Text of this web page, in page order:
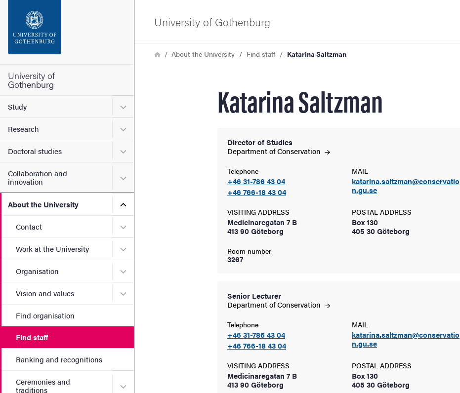
Footer
University of
Gothenburg
Study Submenu for Study
Research Submenu for Research
Doctoral studies Submenu for Doctoral studies
Collaboration and
innovation
Submenu for Collaboration and innovation
About the University Submenu for About the University
Contact Submenu for Contact
Work at the University Submenu for Work at the University
Organisation Submenu for Organisation
Vision and values Submenu for Vision and values
Find organisation
Find staff
Ranking and recognitions
Ceremonies and
traditions
Submenu for Ceremonies and traditions
University of Gothenburg
Breadcrumb
HomeAbout the University Find staff Katarina Saltzman
Katarina Saltzman
Director of Studies
Department ofConservation
Telephone
+46 31-786 43 04
+46 766-18 43 04
MAIL
katarina.saltzman@conservatio
n.gu.se
VISITING ADDRESS
Medicinaregatan 7 B
413 90 Göteborg
Room number
3267
POSTAL ADDRESS
Box 130
405 30 Göteborg
Senior Lecturer
Department ofConservation
Telephone
+46 31-786 43 04
+46 766-18 43 04
MAIL
katarina.saltzman@conservatio
n.gu.se
VISITING ADDRESS
Medicinaregatan 7 B
413 90 Göteborg
POSTAL ADDRESS
Box 130
405 30 Göteborg